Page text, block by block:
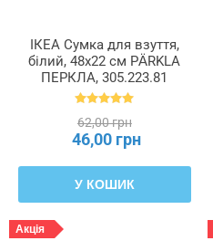
ІКЕА Сумка для взуття,
білий, 48x22 см PÄRKLA
ПЕРКЛА, 305.223.81
62,00 грн
46,00 грн
У КОШИК
Акція